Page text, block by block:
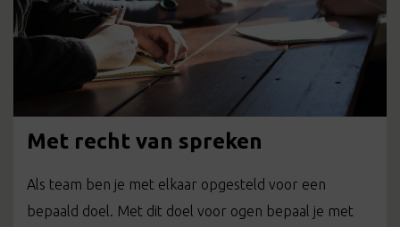
Met recht van spreken
Als team ben je met elkaar opgesteld voor een
bepaald doel. Met dit doel voor ogen bepaal je met